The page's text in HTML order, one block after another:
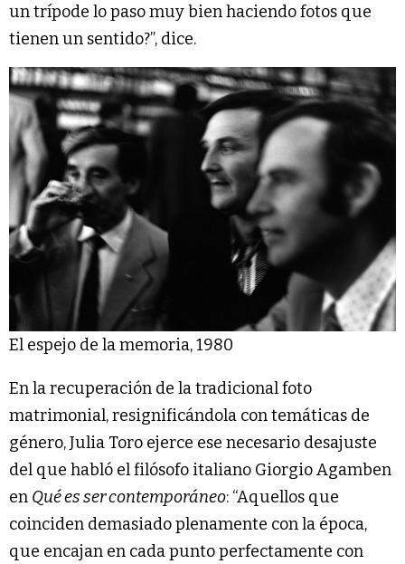
un trípode lo paso muy bien haciendo fotos que
tienen un sentido?”, dice.
El espejo de la memoria, 1980
En la recuperación de la tradicional foto
matrimonial, resignificándola con temáticas de
género, Julia Toro ejerce ese necesario desajuste
del que habló el filósofo italiano Giorgio Agamben
en Qué es ser contemporáneo: “Aquellos que
coinciden demasiado plenamente con la época,
que encajan en cada punto perfectamente con